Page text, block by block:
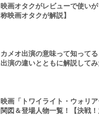
映画オタクがレビューで使い
称映画オタクが解説】
カメオ出演の意味って知って
出演の違いとともに解説して
映画「トワイライト・ウォリ
関図＆登場人物一覧！【決戦！